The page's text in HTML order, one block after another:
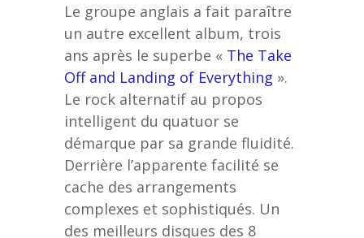
Le groupe anglais a fait paraître
un autre excellent album, trois
ans après le superbe « The Take
Off and Landing of Everything ».
Le rock alternatif au propos
intelligent du quatuor se
démarque par sa grande fluidité.
Derrière l’apparente facilité se
cache des arrangements
complexes et sophistiqués. Un
des meilleurs disques des 8